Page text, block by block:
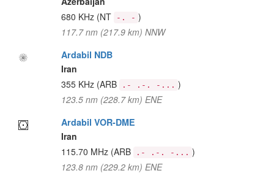
680 KHz (NT -. - )
117.7 nm (217.9 km) NNW
Ardabil NDB
Iran
355 KHz (ARB .- .-. -... )
123.5 nm (228.7 km) ENE
Ardabil VOR-DME
Iran
115.70 MHz (ARB .- .-. -... )
123.8 nm (229.2 km) ENE